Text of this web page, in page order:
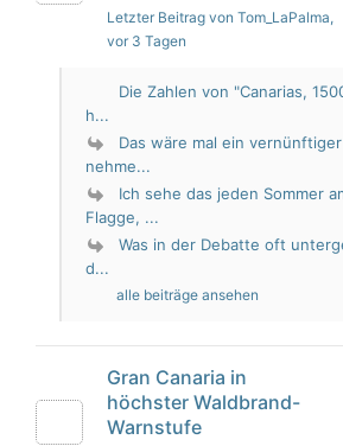
Letzter Beitrag von Tom_LaPalma,
vor 3 Tagen
Die Zahlen von "Canarias,
h...
Das wäre mal ein
nehme...
Ich sehe das jeden Sommer
Flagge, ...
Was in der Debatte oft
d...
alle beiträge ansehen
Gran Canaria in
höchster Waldbrand-
Warnstufe